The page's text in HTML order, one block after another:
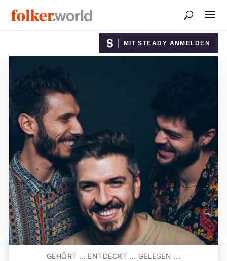
MIT STEADY ANMELDEN
GEHÖRT … ENTDECKT … GELESEN ...